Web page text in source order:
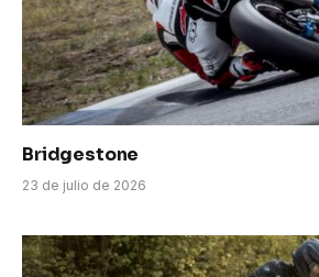
Bridgestone
23 de julio de 2026